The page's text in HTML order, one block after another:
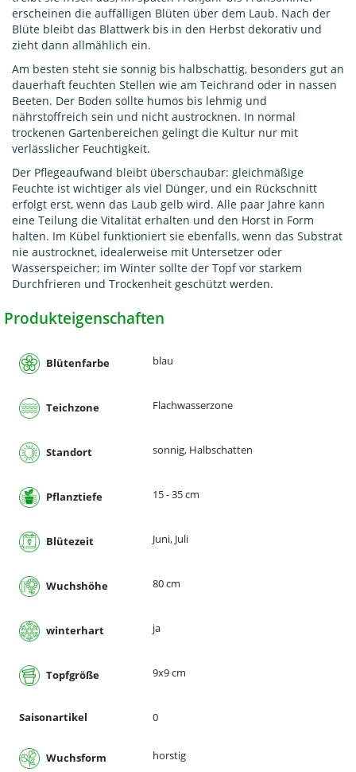
erscheinen die auffälligen Blüten über dem Laub. Nach der
Blüte bleibt das Blattwerk bis in den Herbst dekorativ und
zieht dann allmählich ein.
Am besten steht sie sonnig bis halbschattig, besonders gut an
dauerhaft feuchten Stellen wie am Teichrand oder in nassen
Beeten. Der Boden sollte humos bis lehmig und
nährstoffreich sein und nicht austrocknen. In normal
trockenen Gartenbereichen gelingt die Kultur nur mit
verlässlicher Feuchtigkeit.
Der Pflegeaufwand bleibt überschaubar: gleichmäßige
Feuchte ist wichtiger als viel Dünger, und ein Rückschnitt
erfolgt erst, wenn das Laub gelb wird. Alle paar Jahre kann
eine Teilung die Vitalität erhalten und den Horst in Form
halten. Im Kübel funktioniert sie ebenfalls, wenn das Substrat
nie austrocknet, idealerweise mit Untersetzer oder
Wasserspeicher; im Winter sollte der Topf vor starkem
Durchfrieren und Trockenheit geschützt werden.
Produkteigenschaften
Blütenfarbe blau
Teichzone Flachwasserzone
Standort sonnig, Halbschatten
Pflanztiefe 15 - 35 cm
Blütezeit Juni, Juli
Wuchshöhe 80 cm
winterhart ja
Topfgröße 9x9 cm
Saisonartikel 0
Wuchsform horstig